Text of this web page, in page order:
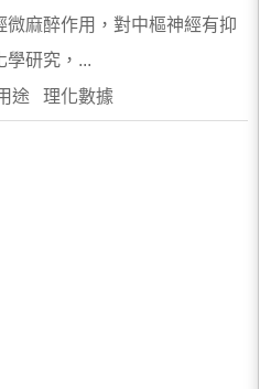
麻醉作用，對中樞神經有抑
學研究，...
途 理化數據